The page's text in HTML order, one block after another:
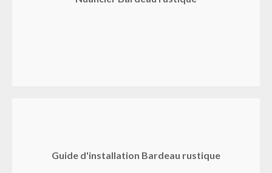
Guide d'installation Bardeau rustique